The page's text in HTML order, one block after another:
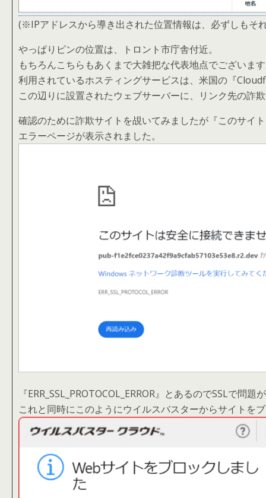
(※IPアドレスから導き出された位置情報は、必ずしもそ
やっぱりピンの位置は、トロント市庁舎付近。
もちろんこちらもあくまで大雑把な代表地点でございま
利用されているホスティングサービスは、米国の『
この辺りに設置されたウェブサーバーに、リンク先の詐
確認のために詐欺サイトを覘いてみましたが『このサイ
エラーページが表示されました。
『ERR_SSL_PROTOCOL_ERROR』とあるのでSSLで問
これと同時にこのようにウイルスバスターからサイトを